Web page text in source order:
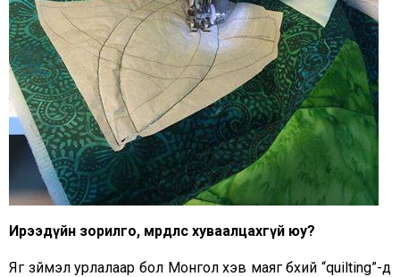
Ирээдүйн зорилго, мөрөөдлөөсөө хуваалцахгүй юу?
Яг зүймэл урлалаар бол Монгол хэв маяг бүхий “quilting”-д